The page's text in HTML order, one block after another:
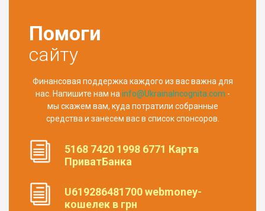
Помоги
сайту
Финансовая поддержка каждого из вас важна для
нас. Напишите нам на info@UkrainaIncognita.com -
мы скажем вам, куда потратили собранные
средства и занесем вас в список спонсоров.
5168 7420 1998 6771 Карта
ПриватБанка
U619286481700 webmoney-
кошелек в грн